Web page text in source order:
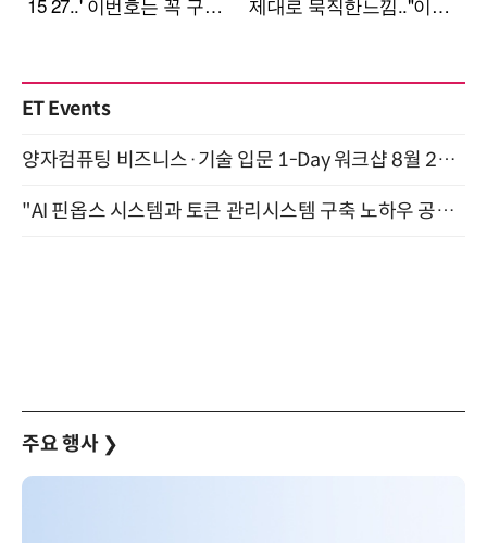
ET Events
양자컴퓨팅 비즈니스·기술 입문 1-Day 워크샵 8월 28일 개최
"AI 핀옵스 시스템과 토큰 관리시스템 구축 노하우 공개" 잠실 한국광고문화회관 2층 대회의실 (8/21)
주요 행사 ❯